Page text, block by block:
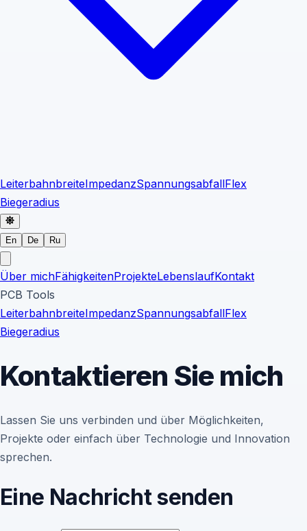
LeiterbahnbreiteImpedanzSpannungsabfallFlex
Biegeradius
En De Ru
Über michFähigkeitenProjekteLebenslaufKontakt
PCB Tools
LeiterbahnbreiteImpedanzSpannungsabfallFlex
Biegeradius
Kontaktieren Sie mich
Lassen Sie uns verbinden und über Möglichkeiten,
Projekte oder einfach über Technologie und Innovation
sprechen.
Eine Nachricht senden